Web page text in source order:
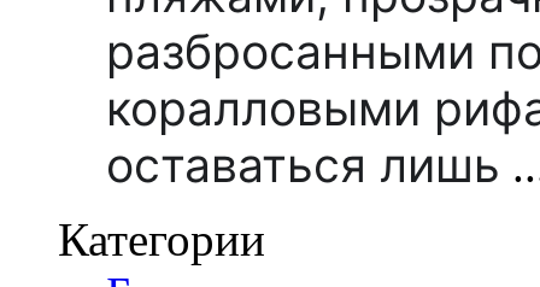
разбросанными
коралловыми
оставаться лишь
Категории